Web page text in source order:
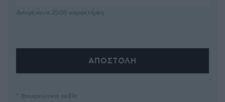
Απομένουν 2500 χαρακτήρες
* Υποχρεωτικά πεδία